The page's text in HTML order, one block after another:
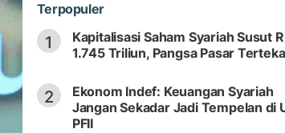
Terpopuler
1
Kapitalisasi Saham Syariah Susut
1.745 Triliun, Pangsa Pasar
2
Ekonom Indef: Keuangan Syariah
Jangan Sekadar Jadi Tempelan di
PFII